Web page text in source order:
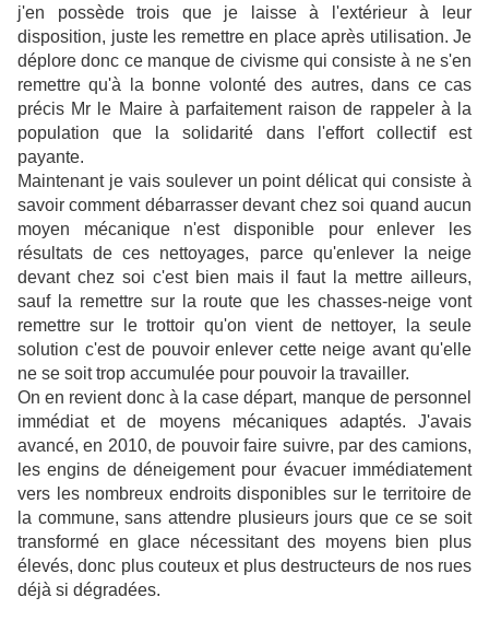
j'en possède trois que je laisse à l'extérieur à leur
disposition, juste les remettre en place après utilisation. Je
déplore donc ce manque de civisme qui consiste à ne s'en
remettre qu'à la bonne volonté des autres, dans ce cas
précis Mr le Maire à parfaitement raison de rappeler à la
population que la solidarité dans l'effort collectif est
payante.
Maintenant je vais soulever un point délicat qui consiste à
savoir comment débarrasser devant chez soi quand aucun
moyen mécanique n'est disponible pour enlever les
résultats de ces nettoyages, parce qu'enlever la neige
devant chez soi c'est bien mais il faut la mettre ailleurs,
sauf la remettre sur la route que les chasses-neige vont
remettre sur le trottoir qu'on vient de nettoyer, la seule
solution c'est de pouvoir enlever cette neige avant qu'elle
ne se soit trop accumulée pour pouvoir la travailler.
On en revient donc à la case départ, manque de personnel
immédiat et de moyens mécaniques adaptés. J'avais
avancé, en 2010, de pouvoir faire suivre, par des camions,
les engins de déneigement pour évacuer immédiatement
vers les nombreux endroits disponibles sur le territoire de
la commune, sans attendre plusieurs jours que ce se soit
transformé en glace nécessitant des moyens bien plus
élevés, donc plus couteux et plus destructeurs de nos rues
déjà si dégradées.